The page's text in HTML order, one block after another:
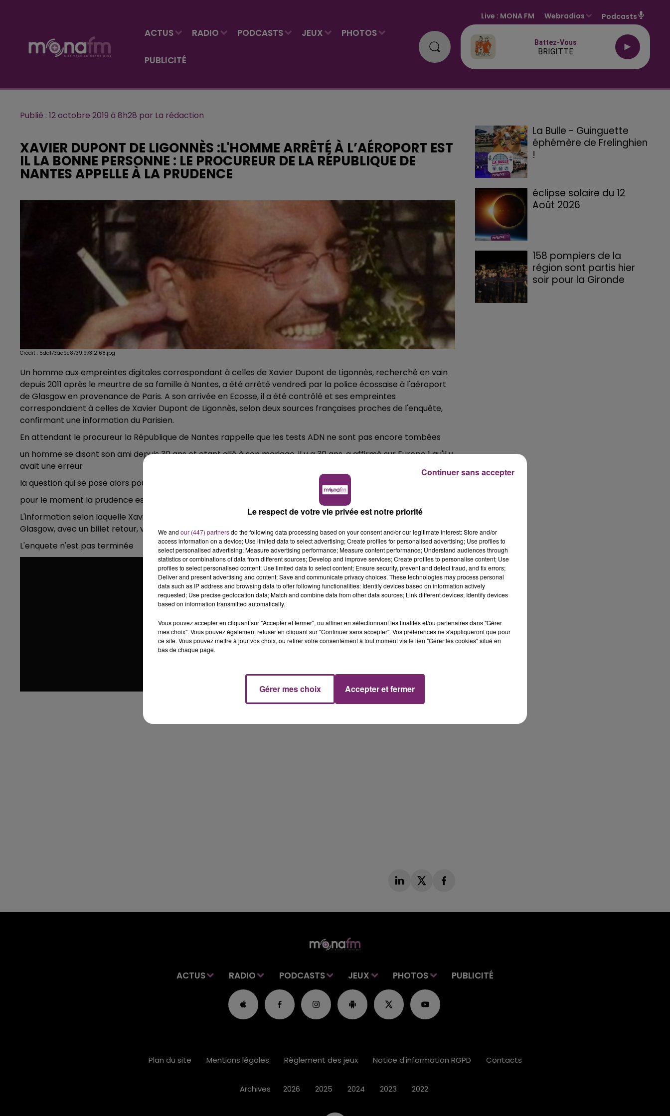
ACTUS RADIO PODCASTS JEUX PHOTOS
PUBLICITÉ
Live : MONA FM Webradios Podcasts
Battez-Vous
BRIGITTE
Publié : 12 octobre 2019 à 8h28 par La rédaction
XAVIER DUPONT DE LIGONNÈS :L'HOMME ARRÊTÉ À L’AÉROPORT EST
IL LA BONNE PERSONNE : LE PROCUREUR DE LA RÉPUBLIQUE DE
NANTES APPELLE À LA PRUDENCE
Crédit : 5da173ae9c8739.97312168.jpg
Un homme aux empreintes digitales correspondant à celles de Xavier Dupont de Ligonnès, recherché en vain
depuis 2011 après le meurtre de sa famille à Nantes, a été arrêté vendredi par la police écossaise à l'aéroport
de Glasgow en provenance de Paris. A son arrivée en Ecosse, il a été contrôlé et ses empreintes
correspondaient à celles de Xavier Dupont de Ligonnès, selon deux sources françaises proches de l'enquête,
confirmant une information du Parisien.
En attendant le procureur la République de Nantes rappelle que les tests ADN ne sont pas encore tombées
un homme se disant son ami depuis 30 ans et etant allé à son mariage ,il y a 30 ans ,a affirmé sur Europe 1 qu'il y
avait une erreur
la question qui se pose alors pour a t il les empreintes digitales de Xavier Dupont de Ligonnés
pour le moment la prudence est de mise .
L'information selon laquelle Xavier Dupont de Ligonnès était vivant et s'apprêtait à prendre un avion pour
Glasgow, avec un billet retour, vient de la police écossaise.
L'enquete n'est pas terminée
La Bulle - Guinguette
éphémère de Frelinghien
!
éclipse solaire du 12
Août 2026
158 pompiers de la
région sont partis hier
soir pour la Gironde
ACTUS RADIO PODCASTS JEUX PHOTOS PUBLICITÉ
Plan du site Mentions légales Règlement des jeux Notice d'information RGPD Contacts
Archives 2026 2025 2024 2023 2022
Le respect de votre vie privée est notre priorité
We and our (447) partnersdo the following data processing based on your consent and/or our legitimate interest: Store and/or
access information on a device; Use limited data to select advertising; Create profiles for personalised advertising; Use profiles to
select personalised advertising; Measure advertising performance; Measure content performance; Understand audiences through
statistics or combinations of data from different sources; Develop and improve services; Create profiles to personalise content; Use
profiles to select personalised content; Use limited data to select content; Ensure security, prevent and detect fraud, and fix errors;
Deliver and present advertising and content; Save and communicate privacy choices. These technologies may process personal
data such as IP address and browsing data to offer following functionalities: Identify devices based on information actively
requested; Use precise geolocation data; Match and combine data from other data sources; Link different devices; Identify devices
based on information transmitted automatically.
Vous pouvez accepter en cliquant sur "Accepter et fermer", ou affiner en sélectionnant les finalités et/ou partenaires dans "Gérer
mes choix". Vous pouvez également refuser en cliquant sur "Continuer sans accepter". Vos préférences ne s'appliqueront que pour
ce site. Vous pouvez mettre à jour vos choix, ou retirer votre consentement à tout moment via le lien "Gérer les cookies" situé en
bas de chaque page.
Gérer mes choix Accepter et fermer
Continuer sans accepter